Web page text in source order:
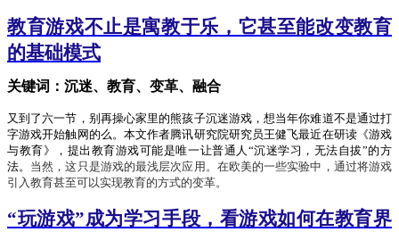
教育游戏不止是寓教于乐，它甚至能改变教育
的基础模式
关键词：沉迷、教育、变革、融合
又到了六一节，别再操心家里的熊孩子沉迷游戏，想当年你难道不是通过打
字游戏开始触网的么。本文作者腾讯研究院研究员王健飞最近在研读《游戏
与教育》，提出 教育游戏可能是唯一让普通人 “沉迷学习，无法自拔”的方
法。 当然，这只是游戏的最浅层次应用。在欧美的一些实验中，通过将游戏
引入教育甚至可以实现教育的方式的变革。
“玩游戏”成为学习手段，看游戏如何在教育界